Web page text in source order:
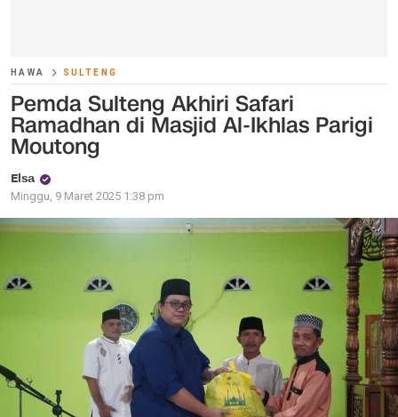
HAWA SULTENG
Pemda Sulteng Akhiri Safari
Ramadhan di Masjid Al-Ikhlas Parigi
Moutong
Elsa
Minggu, 9 Maret 2025 1:38 pm